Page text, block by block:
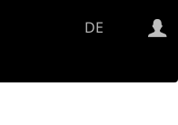
DE